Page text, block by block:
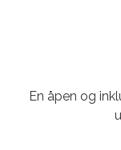
En åpen og